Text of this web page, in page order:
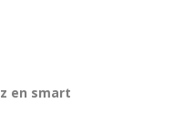
en smart